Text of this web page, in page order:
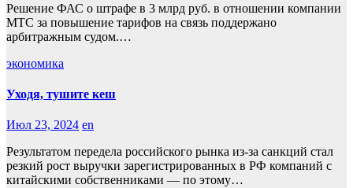
Решение ФАС о штрафе в 3 млрд руб. в отношении компании
МТС за повышение тарифов на связь поддержано
арбитражным судом.…
экономика
Уходя, тушите кеш
Июл 23, 2024 en
Результатом передела российского рынка из-за санкций стал
резкий рост выручки зарегистрированных в РФ компаний с
китайскими собственниками — по этому…